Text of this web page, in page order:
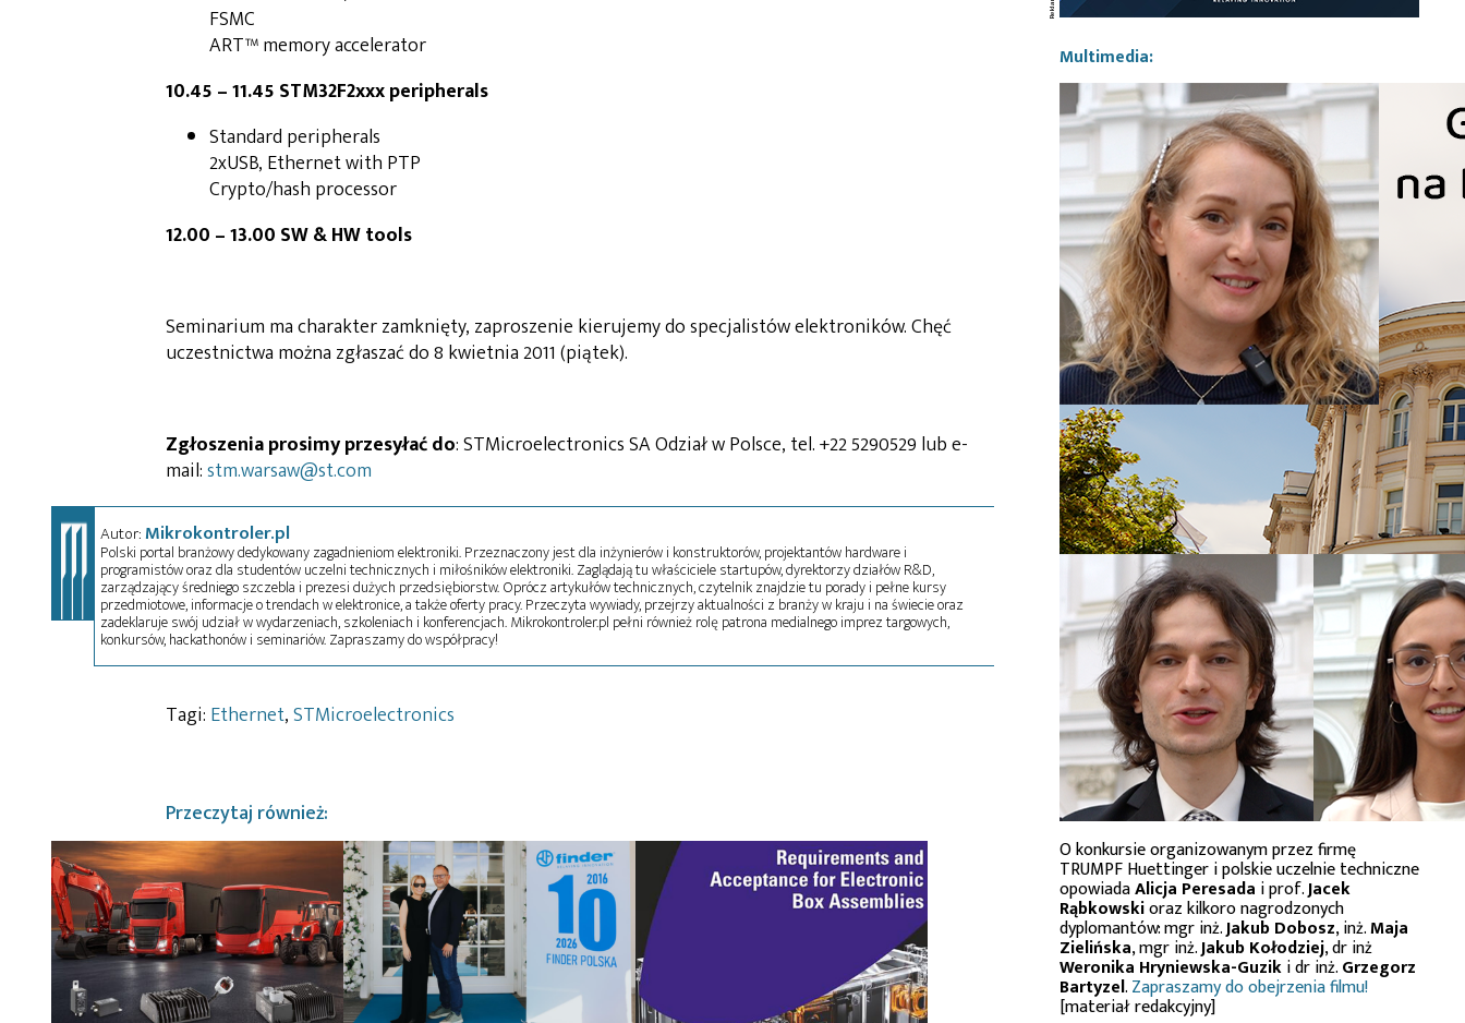
FSMC
ART™ memory accelerator
10.45 – 11.45 STM32F2xxx peripherals
Standard peripherals
2xUSB, Ethernet with PTP
Crypto/hash processor
12.00 – 13.00 SW & HW tools
Seminarium ma charakter zamknięty, zaproszenie kierujemy do specjalistów elektroników. Chęć
uczestnictwa można zgłaszać do 8 kwietnia 2011 (piątek).
Zgłoszenia prosimy przesyłać do: STMicroelectronics SA Odział w Polsce, tel. +22 5290529 lub e-
mail:stm.warsaw@st.com
Autor:Mikrokontroler.pl
Polski portal branżowy dedykowany zagadnieniom elektroniki. Przeznaczony jest dla inżynierów i konstruktorów, projektantów hardware i
programistów oraz dla studentów uczelni technicznych i miłośników elektroniki. Zaglądają tu właściciele startupów, dyrektorzy działów R&D,
zarządzający średniego szczebla i prezesi dużych przedsiębiorstw. Oprócz artykułów technicznych, czytelnik znajdzie tu porady i pełne kursy
przedmiotowe, informacje o trendach w elektronice, a także oferty pracy. Przeczyta wywiady, przejrzy aktualności z branży w kraju i na świecie oraz
zadeklaruje swój udział w wydarzeniach, szkoleniach i konferencjach. Mikrokontroler.pl pełni również rolę patrona medialnego imprez targowych,
konkursów, hackathonów i seminariów. Zapraszamy do współpracy!
Tagi: Ethernet,STMicroelectronics
Przeczytaj również:
Multimedia:
O konkursie organizowanym przez firmę
TRUMPF Huettinger i polskie uczelnie techniczne
opowiadaAlicja Peresada i prof.Jacek
Rąbkowskioraz kilkoro nagrodzonych
dyplomantów: mgr inż.Jakub Dobosz, inż.Maja
Zielińska, mgr inż.Jakub Kołodziej, dr inż
Weronika Hryniewska-Guziki dr inż.Grzegorz
Bartyzel.Zapraszamy do obejrzenia filmu!
[materiał redakcyjny]